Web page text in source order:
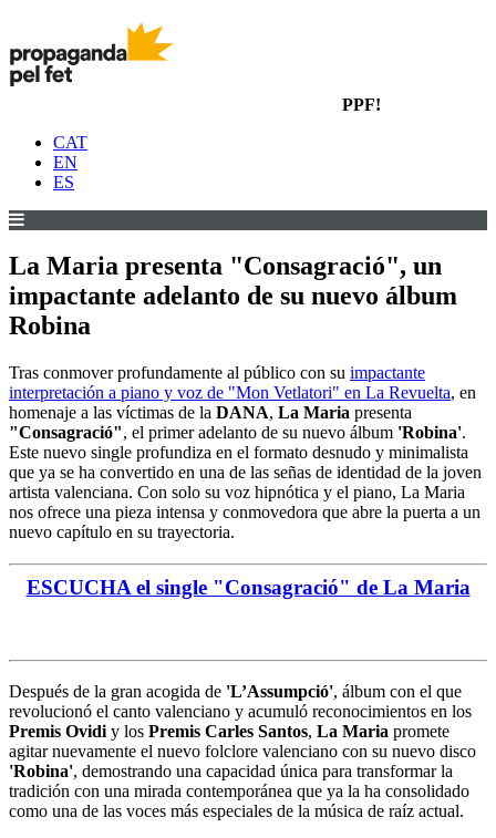
PPF!
CAT
EN
ES
La Maria presenta "Consagració", un
impactante adelanto de su nuevo álbum
Robina
Tras conmover profundamente al público con su impactante
interpretación a piano y voz de "Mon Vetlatori" en La Revuelta, en
homenaje a las víctimas de la DANA, La Maria presenta
"Consagració", el primer adelanto de su nuevo álbum 'Robina'.
Este nuevo single profundiza en el formato desnudo y minimalista
que ya se ha convertido en una de las señas de identidad de la joven
artista valenciana. Con solo su voz hipnótica y el piano, La Maria
nos ofrece una pieza intensa y conmovedora que abre la puerta a un
nuevo capítulo en su trayectoria.
ESCUCHA el single "Consagració" de La Maria
Después de la gran acogida de 'L’Assumpció', álbum con el que
revolucionó el canto valenciano y acumuló reconocimientos en los
Premis Ovidiy los Premis Carles Santos, La Maria promete
agitar nuevamente el nuevo folclore valenciano con su nuevo disco
'Robina', demostrando una capacidad única para transformar la
tradición con una mirada contemporánea que ya la ha consolidado
como una de las voces más especiales de la música de raíz actual.